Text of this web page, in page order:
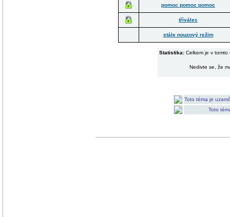
pomoc pomoc pomoc
tříválec
stále nouzový režim
Statistika:Celkem je v tomto
Nedivte se, že
Toto téma je
Toto